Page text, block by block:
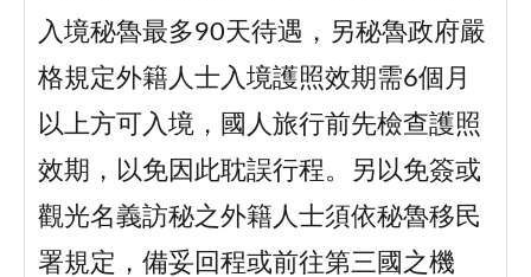
入境秘魯最多90天待遇，另秘魯政府嚴
格規定外籍人士入境護照效期需6個月
以上方可入境，國人旅行前先檢查護照
效期，以免因此耽誤行程。另以免簽或
觀光名義訪秘之外籍人士須依秘魯移民
署規定，備妥回程或前往第三國之機